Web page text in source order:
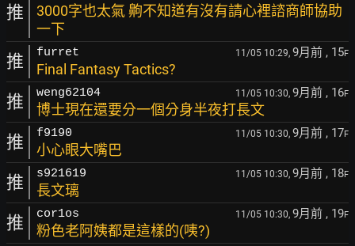
推
3000字也太氣 齁不知道有沒有請心裡諮商師協助
一下
推 furret 11/05 10:29, 9月前 , 15F
Final Fantasy Tactics?
推 weng62104 11/05 10:30, 9月前 , 16F
博士現在還要分一個分身半夜打長文
推 f9190 11/05 10:30, 9月前 , 17F
小心眼大嘴巴
推 s921619 11/05 10:30, 9月前 , 18F
長文璃
推 cor1os 11/05 10:30, 9月前 , 19F
粉色老阿姨都是這樣的(咦?)